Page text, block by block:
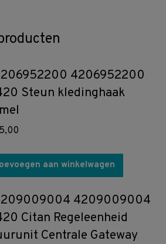
4206952200
Steun kledinghaak
aan winkelwagen
4209009004
Citan Regeleenheid
Centrale Gateway